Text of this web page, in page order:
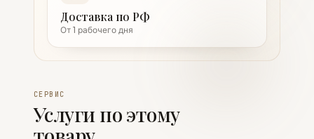
Доставка по РФ
От 1 рабочего дня
СЕРВИС
Услуги по этому